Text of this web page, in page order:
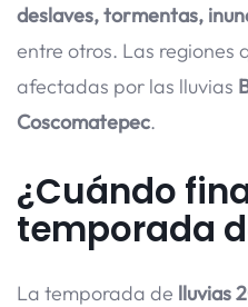
deslaves, tormentas,
entre otros. Las regiones
afectadas por las lluvias
Coscomatepec.
¿Cuándo
temporada
La temporada de lluvias